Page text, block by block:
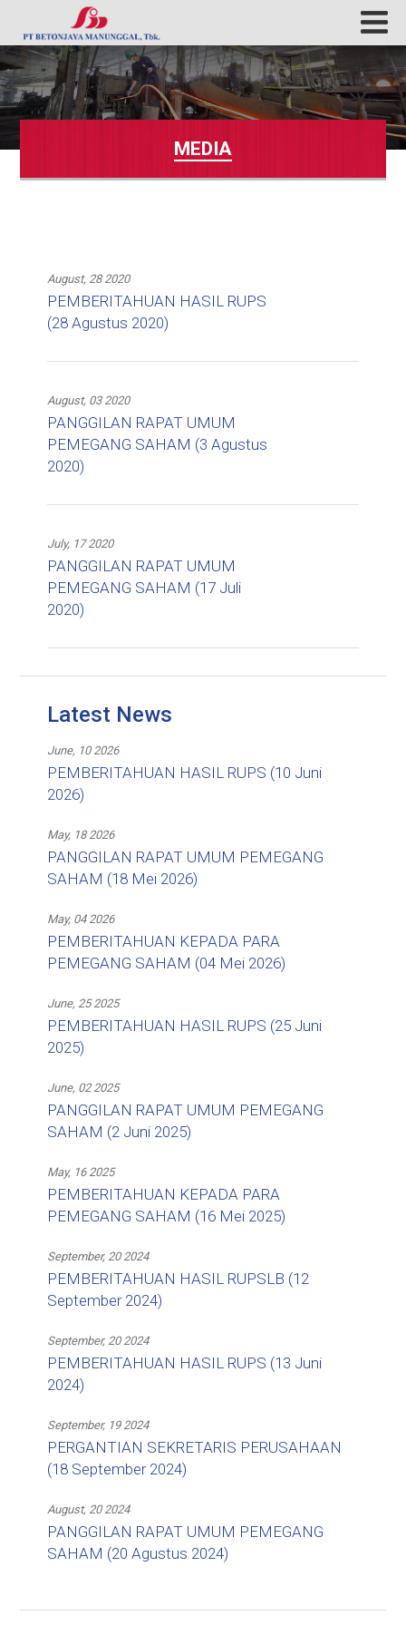
MEDIA
August, 28 2020
PEMBERITAHUAN HASIL RUPS
(28 Agustus 2020)
August, 03 2020
PANGGILAN RAPAT UMUM
PEMEGANG SAHAM (3 Agustus
2020)
July, 17 2020
PANGGILAN RAPAT UMUM
PEMEGANG SAHAM (17 Juli
2020)
Latest News
June, 10 2026
PEMBERITAHUAN HASIL RUPS (10 Juni
2026)
May, 18 2026
PANGGILAN RAPAT UMUM PEMEGANG
SAHAM (18 Mei 2026)
May, 04 2026
PEMBERITAHUAN KEPADA PARA
PEMEGANG SAHAM (04 Mei 2026)
June, 25 2025
PEMBERITAHUAN HASIL RUPS (25 Juni
2025)
June, 02 2025
PANGGILAN RAPAT UMUM PEMEGANG
SAHAM (2 Juni 2025)
May, 16 2025
PEMBERITAHUAN KEPADA PARA
PEMEGANG SAHAM (16 Mei 2025)
September, 20 2024
PEMBERITAHUAN HASIL RUPSLB (12
September 2024)
September, 20 2024
PEMBERITAHUAN HASIL RUPS (13 Juni
2024)
September, 19 2024
PERGANTIAN SEKRETARIS PERUSAHAAN
(18 September 2024)
August, 20 2024
PANGGILAN RAPAT UMUM PEMEGANG
SAHAM (20 Agustus 2024)